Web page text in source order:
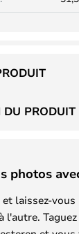
DU PRODUIT
photos
laissez-
l'autre.